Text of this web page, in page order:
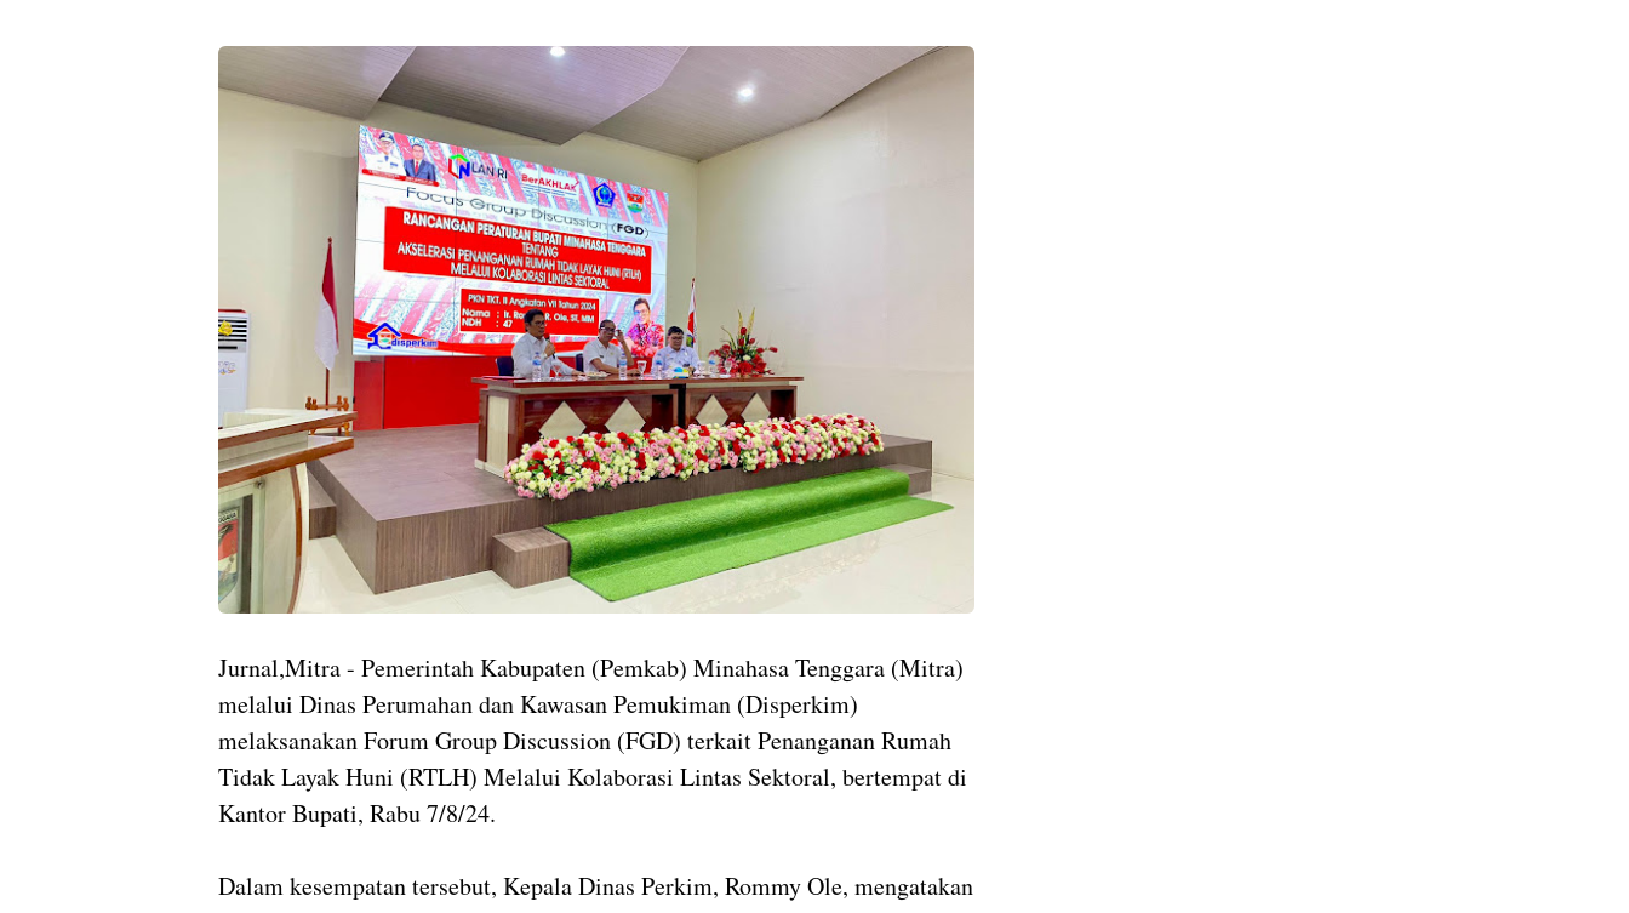
Jurnal,Mitra - Pemerintah Kabupaten (Pemkab) Minahasa Tenggara (Mitra)
melalui Dinas Perumahan dan Kawasan Pemukiman (Disperkim)
melaksanakan Forum Group Discussion (FGD) terkait Penanganan Rumah
Tidak Layak Huni (RTLH) Melalui Kolaborasi Lintas Sektoral, bertempat di
Kantor Bupati, Rabu 7/8/24.
Dalam kesempatan tersebut, Kepala Dinas Perkim, Rommy Ole, mengatakan